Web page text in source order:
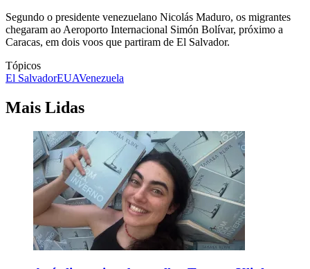
Segundo o presidente venezuelano Nicolás Maduro, os migrantes
chegaram ao Aeroporto Internacional Simón Bolívar, próximo a
Caracas, em dois voos que partiram de El Salvador.
Tópicos
El SalvadorEUAVenezuela
Mais Lidas